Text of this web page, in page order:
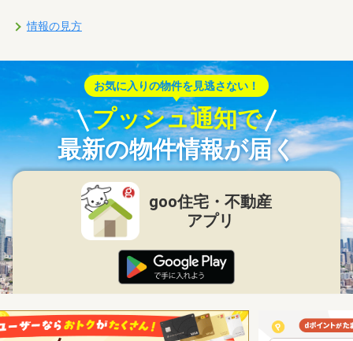
情報の見方
お気に入りの物件を見逃さない！
プッシュ通知で
最新の物件情報が届く
goo住宅・不動産
アプリ